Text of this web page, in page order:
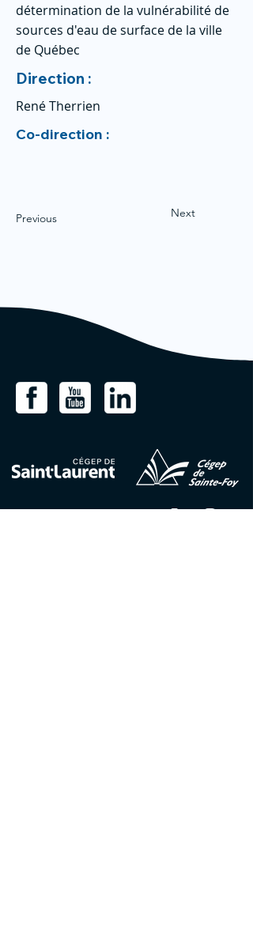
détermination de la vulnérabilité de
sources d'eau de surface de la ville
de Québec
Direction :
René Therrien
Co-direction :
Previous Next